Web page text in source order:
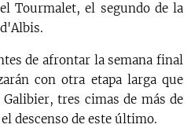
Tourmalet, el segundo de la
de afrontar la semana final
con otra etapa larga que
tres cimas de más de
descenso de este último.